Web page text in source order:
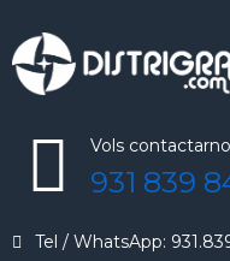
Vols
931 839
Tel / WhatsApp: